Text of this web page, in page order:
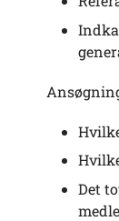
Det